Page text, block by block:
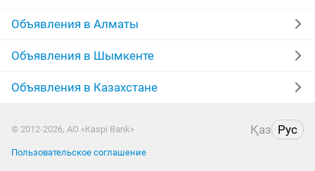
Объявления в Алматы
Объявления в Шымкенте
Объявления в Казахстане
© 2012-2026, АО «Kaspi Bank» Қаз Рус
Пользовательское соглашение